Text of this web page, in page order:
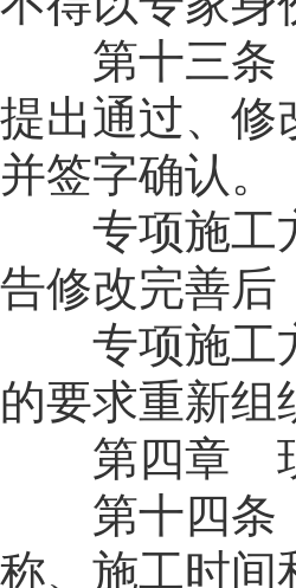
第十三条
提出通过、
并签字确认。
专项施工方
告修改完善
专项施工方
的要求重新
第四章 现
第十四条
称、施工时